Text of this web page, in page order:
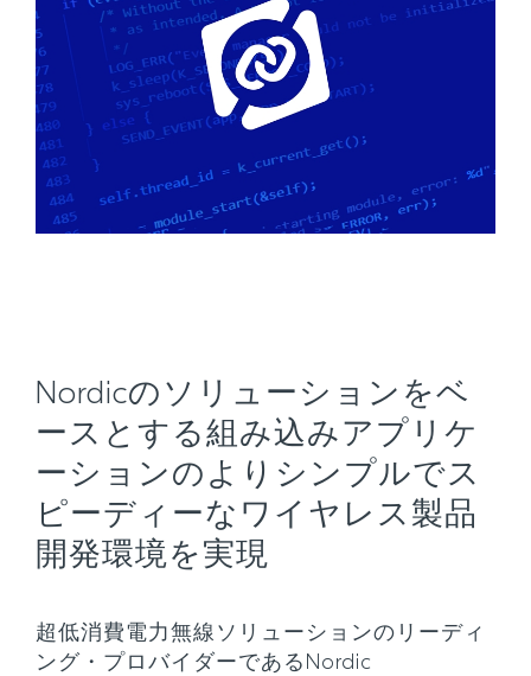
Nordicのソリューションをベ
ースとする組み込みアプリケ
ーションのよりシンプルでス
ピーディーなワイヤレス製品
開発環境を実現
超低消費電力無線ソリューションのリーディ
ング・プロバイダーであるNordic